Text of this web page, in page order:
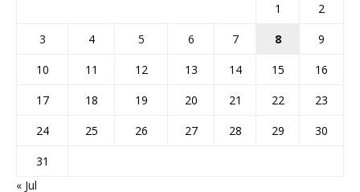
1
2
3
4 5 6 7 8
9
10
11 12 13 14 15
16
17
18 19 20 21 22
23
24
25 26 27 28 29
30
31
« Jul